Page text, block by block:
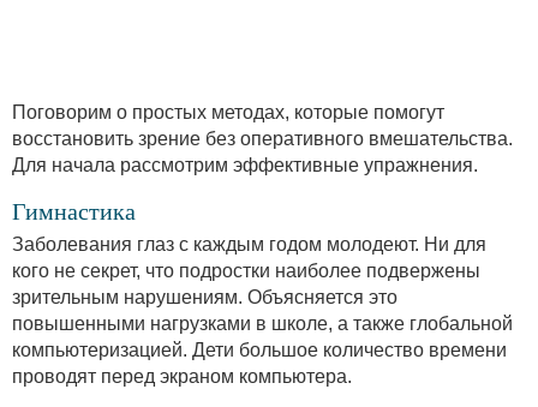
Поговорим о простых методах, которые помогут
восстановить зрение без оперативного вмешательства.
Для начала рассмотрим эффективные упражнения.
Гимнастика
Заболевания глаз с каждым годом молодеют. Ни для
кого не секрет, что подростки наиболее подвержены
зрительным нарушениям. Объясняется это
повышенными нагрузками в школе, а также глобальной
компьютеризацией. Дети большое количество времени
проводят перед экраном компьютера.